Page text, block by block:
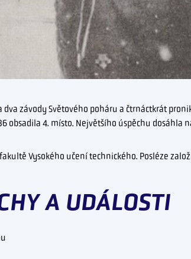
dva závody Světového poháru a čtrnáctkrát
obsadila 4. místo. Největšího úspěchu dosáhla
Vysokého učení technického. Posléze
A UDÁLOSTI